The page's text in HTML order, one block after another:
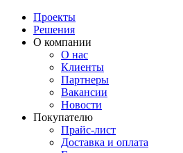
Проекты
Решения
О компании
О нас
Клиенты
Партнеры
Вакансии
Новости
Покупателю
Прайс-лист
Доставка и оплата